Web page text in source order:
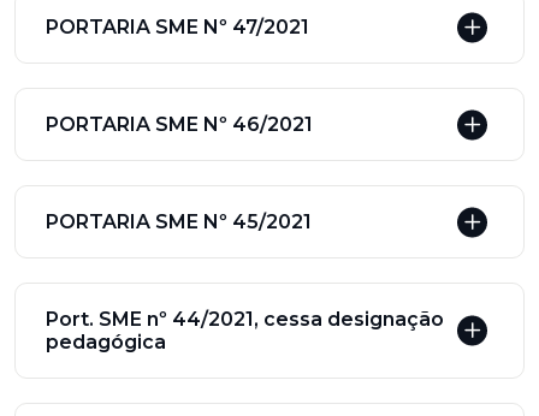
PORTARIA SME Nº 47/2021
PORTARIA SME Nº 46/2021
PORTARIA SME Nº 45/2021
Port. SME nº 44/2021, cessa designação
pedagógica